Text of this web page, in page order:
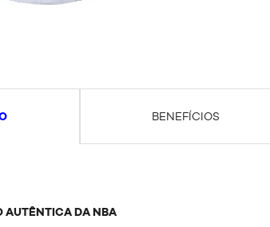
AUTÊNTICA DA NBA
BENEFÍCIOS